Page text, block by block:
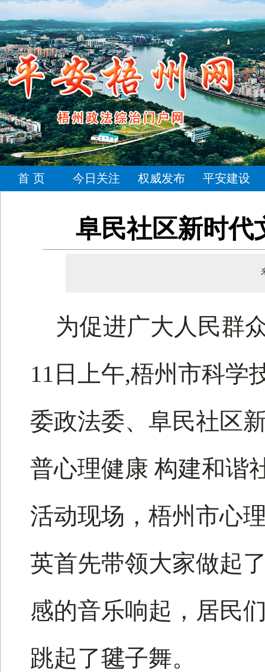
首 页 今日关注 权威发布 平安建设
阜民社区新时代
为促进广大人民群
11日上午,梧州市科学
委政法委、阜民社区
普心理健康 构建和谐
活动现场，梧州市心
英首先带领大家做起
感的音乐响起，居民
跳起了毽子舞。